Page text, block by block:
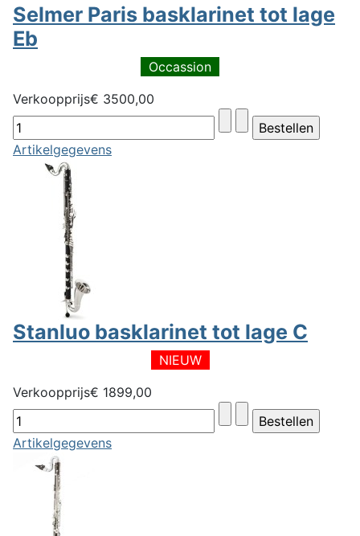
Selmer Paris basklarinet tot lage
Eb
Occassion
Verkoopprijs€ 3500,00
Artikelgegevens
Stanluo basklarinet tot lage C
NIEUW
Verkoopprijs€ 1899,00
Artikelgegevens